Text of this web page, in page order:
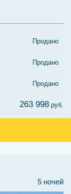
Продано
Продано
Продано
263 998 руб.
5 ночей